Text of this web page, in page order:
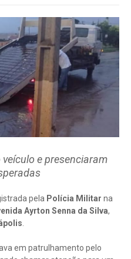
e presenciaram
pela Polícia Militar na
Ayrton Senna da Silva,
.
em patrulhamento pelo